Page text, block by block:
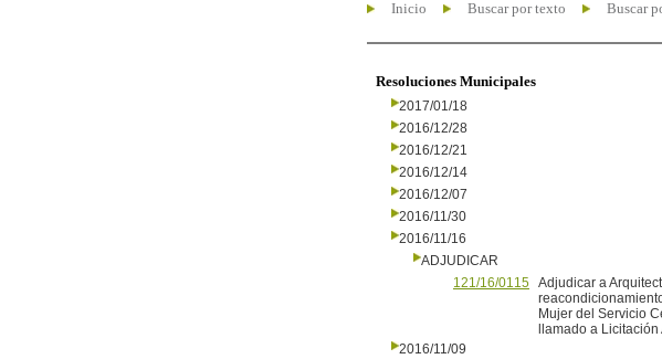
Inicio Buscar por texto Buscar
Resoluciones Municipales
2017/01/18
2016/12/28
2016/12/21
2016/12/14
2016/12/07
2016/11/30
2016/11/16
ADJUDICAR
121/16/0115 Adjudicar a
Mujer del Servicio
llamado a
2016/11/09